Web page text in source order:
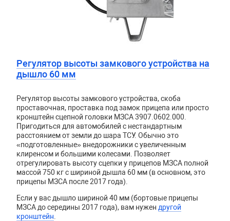
Регулятор высоты замкового устройства на
дышло 60 мм
Регулятор высоты замкового устройства, скоба
проставочная, проставка под замок прицепа или просто
кронштейн сцепной головки МЗСА 3907.0602.000.
Пригодиться для автомобилей с нестандартным
расстоянием от земли до шара ТСУ. Обычно это
«подготовленные» внедорожники с увеличенным
клиренсом и большими колесами. Позволяет
отрегулировать высоту сцепки у прицепов МЗСА полной
массой 750 кг с шириной дышла 60 мм (в основном, это
прицепы МЗСА после 2017 года).
Если у вас дышло шириной 40 мм (бортовые прицепы
МЗСА до середины 2017 года), вам нужен другой
кронштейн